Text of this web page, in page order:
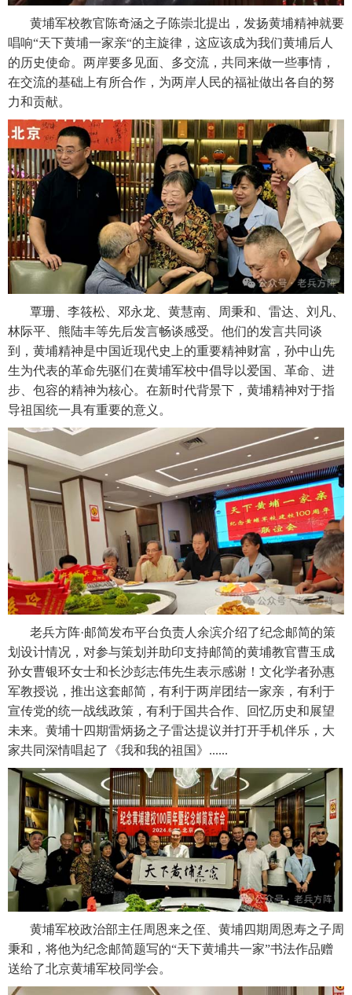
黄埔军校教官陈奇涵之子陈崇北提出，发扬黄埔精神就要
唱响“天下黄埔一家亲“的主旋律，这应该成为我们黄埔后人
的历史使命。两岸要多见面、多交流，共同来做一些事情，
在交流的基础上有所合作，为两岸人民的福祉做出各自的努
力和贡献。
覃珊、李筱松、邓永龙、黄慧南、周秉和、雷达、刘凡、
林际平、熊陆丰等先后发言畅谈感受。他们的发言共同谈
到，黄埔精神是中国近现代史上的重要精神财富，孙中山先
生为代表的革命先驱们在黄埔军校中倡导以爱国、革命、进
步、包容的精神为核心。在新时代背景下，黄埔精神对于指
导祖国统一具有重要的意义。
老兵方阵·邮简发布平台负责人余滨介绍了纪念邮简的策
划设计情况，对参与策划并助印支持邮简的黄埔教官曹玉成
孙女曹银环女士和长沙彭志伟先生表示感谢！文化学者孙惠
军教授说，推出这套邮简，有利于两岸团结一家亲，有利于
宣传党的统一战线政策，有利于国共合作、回忆历史和展望
未来。黄埔十四期雷炳扬之子雷达提议并打开手机伴乐，大
家共同深情唱起了《我和我的祖国》......
黄埔军校政治部主任周恩来之侄、黄埔四期周恩寿之子周
秉和，将他为纪念邮简题写的“天下黄埔共一家”书法作品赠
送给了北京黄埔军校同学会。